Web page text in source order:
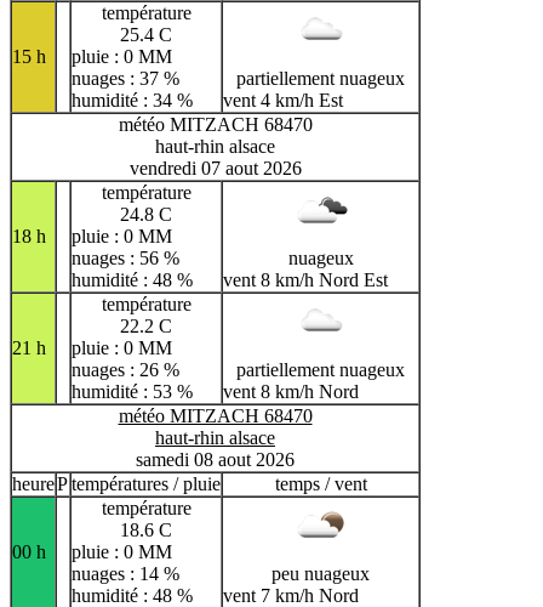
15 h
température
25.4 C
pluie : 0 MM
nuages : 37 %
humidité : 34 %
partiellement nuageux
vent 4 km/h Est
météo MITZACH 68470
haut-rhin alsace
vendredi 07 aout 2026
18 h
température
24.8 C
pluie : 0 MM
nuages : 56 %
humidité : 48 %
nuageux
vent 8 km/h Nord Est
21 h
température
22.2 C
pluie : 0 MM
nuages : 26 %
humidité : 53 %
partiellement nuageux
vent 8 km/h Nord
météo MITZACH 68470
haut-rhin alsace
samedi 08 aout 2026
heurePtempératures / pluie temps / vent
00 h
température
18.6 C
pluie : 0 MM
nuages : 14 %
humidité : 48 %
peu nuageux
vent 7 km/h Nord